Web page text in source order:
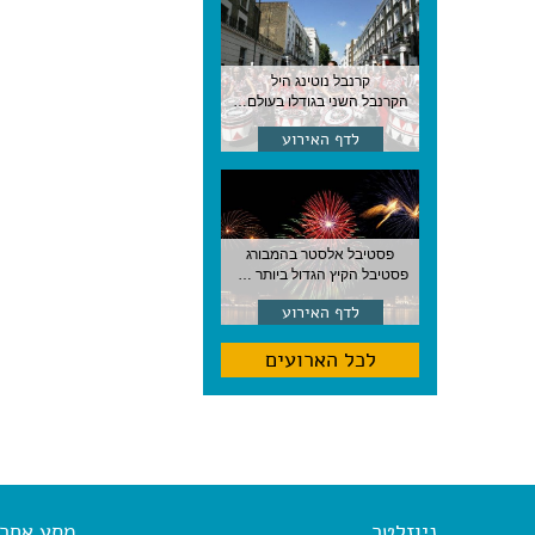
קרנבל נוטינג היל
הקרנבל השני בגודלו בעולם, עם מוזיקה, תהלוכות ותחפושות. לונדון
לדף האירוע
פסטיבל אלסטר בהמבורג
פסטיבל הקיץ הגדול ביותר בהמבורג, סוף אוגוסט, גרמניה
לדף האירוע
לכל הארועים